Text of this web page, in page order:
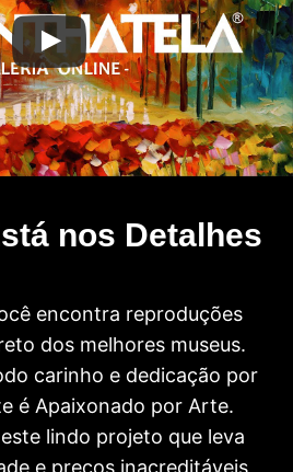
nos Detalhes
encontra reproduções
dos melhores museus.
carinho e dedicação por
é Apaixonado por Arte.
lindo projeto que leva
e preços inacreditáveis